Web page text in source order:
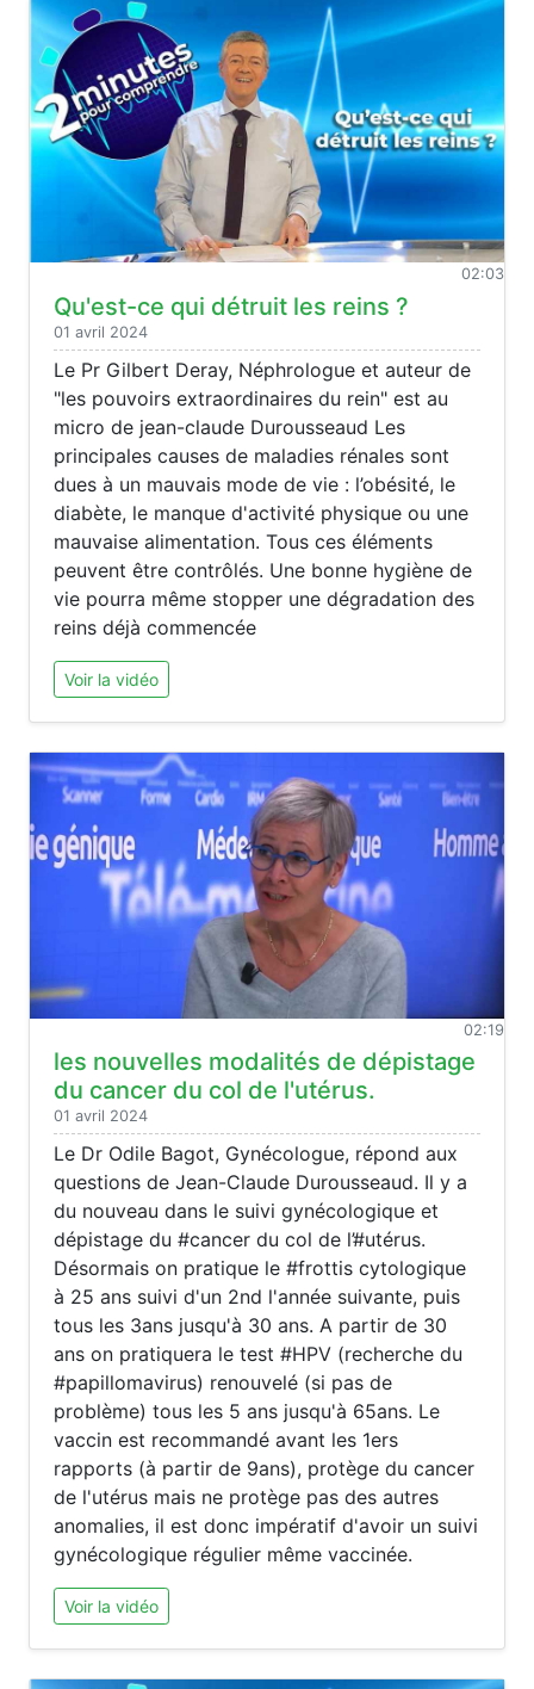
02:03
Qu'est-ce qui détruit les reins ?
01 avril 2024
Le Pr Gilbert Deray, Néphrologue et auteur de
"les pouvoirs extraordinaires du rein" est au
micro de jean-claude Durousseaud Les
principales causes de maladies rénales sont
dues à un mauvais mode de vie : l’obésité, le
diabète, le manque d'activité physique ou une
mauvaise alimentation. Tous ces éléments
peuvent être contrôlés. Une bonne hygiène de
vie pourra même stopper une dégradation des
reins déjà commencée
Voir la vidéo
02:19
les nouvelles modalités de dépistage
du cancer du col de l'utérus.
01 avril 2024
Le Dr Odile Bagot, Gynécologue, répond aux
questions de Jean-Claude Durousseaud. Il y a
du nouveau dans le suivi gynécologique et
dépistage du #cancer du col de l’#utérus.
Désormais on pratique le #frottis cytologique
à 25 ans suivi d'un 2nd l'année suivante, puis
tous les 3ans jusqu'à 30 ans. A partir de 30
ans on pratiquera le test #HPV (recherche du
#papillomavirus) renouvelé (si pas de
problème) tous les 5 ans jusqu'à 65ans. Le
vaccin est recommandé avant les 1ers
rapports (à partir de 9ans), protège du cancer
de l'utérus mais ne protège pas des autres
anomalies, il est donc impératif d'avoir un suivi
gynécologique régulier même vaccinée.
Voir la vidéo